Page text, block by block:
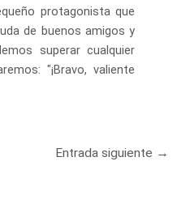
protagonista que
de buenos amigos y
superar cualquier
"¡Bravo, valiente
Entrada siguiente →